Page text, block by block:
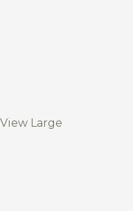
View Large